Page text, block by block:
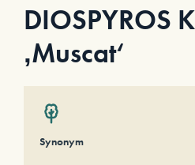
DIOSPYROS
‚Muscat‘
Synonym